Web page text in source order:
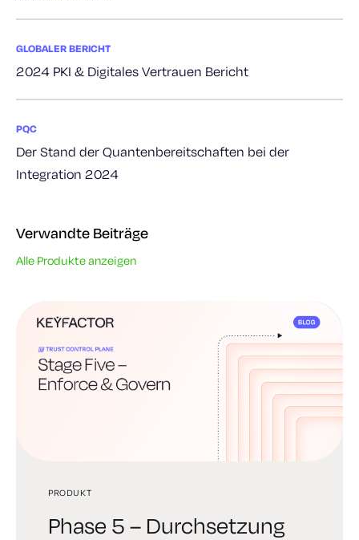
GLOBALER BERICHT
2024 PKI & Digitales Vertrauen Bericht
PQC
Der Stand der Quantenbereitschaften bei der
Integration 2024
Verwandte Beiträge
Alle Produkte anzeigen
PRODUKT
Phase 5 – Durchsetzung
PRODUKT
Phase 4 – Automatisierung
PRODUKT
Phase 3 –